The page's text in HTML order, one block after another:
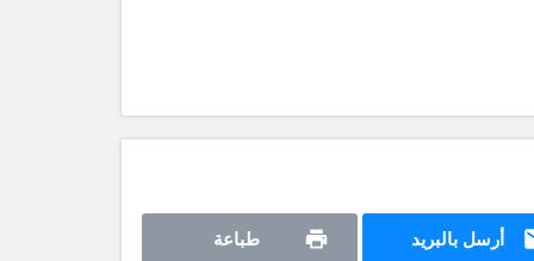
أرسل بالبريد طباعة